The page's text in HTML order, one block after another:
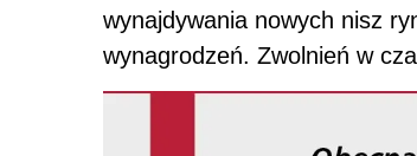
wynajdywania nowych nisz
wynagrodzeń. Zwolnień w